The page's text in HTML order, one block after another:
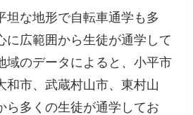
坦な地形で自転車通学も多
に広範囲から生徒が通学して
域のデータによると、小平市
和市、武蔵村山市、東村山
ら多くの生徒が通学してお